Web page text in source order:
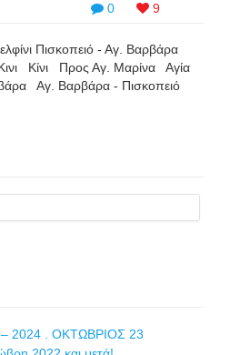
0 9
Πισκοπειό - Αγ. Βαρβάρα
Κίνι Προς Αγ. Μαρίνα Αγία
Αγ. Βαρβάρα - Πισκοπειό
2024 . ΟΚΤΩΒΡΙΟΣ 23